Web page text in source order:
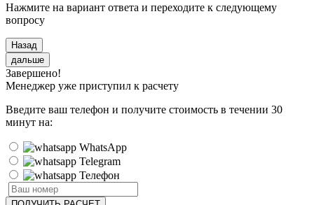
Нажмите на вариант ответа и переходите к следующему
вопросу
Назад
дальше
Завершено!
Менеджер уже приступил к расчету
Введите ваш телефон и получите стоимость в течении 30
минут на:
WhatsApp
Telegram
Телефон